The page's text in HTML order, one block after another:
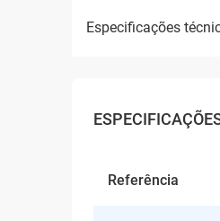
especificações
Referência